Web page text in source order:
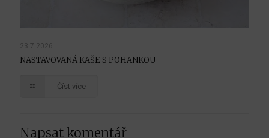
23.7.2026
NASTAVOVANÁ KAŠE S POHANKOU
Číst více
Napsat komentář